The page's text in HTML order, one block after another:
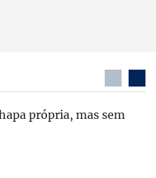
própria, mas sem